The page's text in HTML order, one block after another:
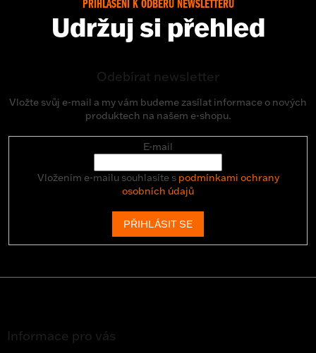
PŘIHLÁŠENÍ K ODBĚRU NEWSLETTERU
Udržuj si přehled
Odebírat newsletter
Vložte svůj e-mail a my vám budeme zasílat informace o nových
produktech na našem e-shopu.
E-mail
Vložením e-mailu souhlasíte s podmínkami ochrany
osobních údajů
PŘIHLÁSIT SE
Informace pro vás